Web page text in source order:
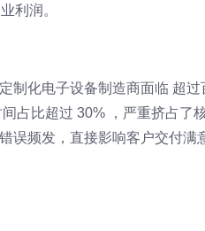
利润。
制化电子设备制造商面临 超过
占比超过 30% ，严重挤占了
误频发，直接影响客户交付满